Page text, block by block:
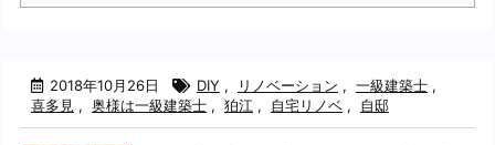
2018年10月26日 DIY , リノベーション , 一級建築士 ,
喜多見 , 奥様は一級建築士 , 狛江 , 自宅リノベ , 自邸